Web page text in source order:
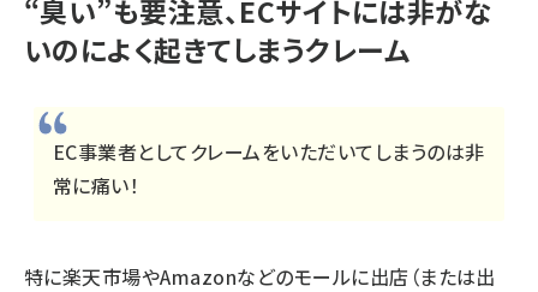
“臭い”も要注意、ECサイトには非がな
いのによく起きてしまうクレーム
EC事業者としてクレームをいただいてしまうのは非
常に痛い！
特に楽天市場やAmazonなどのモールに出店（または出